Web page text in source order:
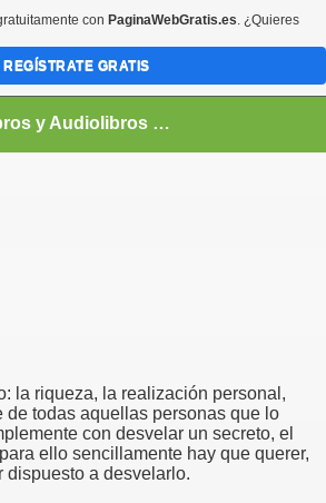
Libros y Audiolibros Para emprendedores
la riqueza, la realización personal,
de todas aquellas personas que lo
con desvelar un secreto, el
ello sencillamente hay que querer,
dispuesto a desvelarlo.
con PaginaWebGratis.es. ¿Quieres
REGÍSTRATE GRATIS